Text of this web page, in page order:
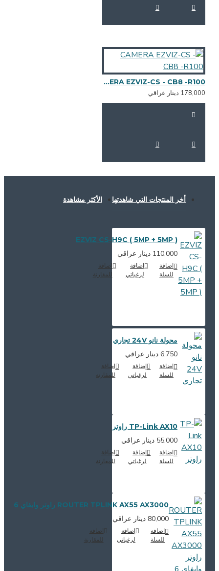
CAMERA EZVIZ-CS - CB8 -R100
دينار عراقي
أخر المنتجات التي شاهدتها الأكثر مشاهدة
EZVIZ CS-H9C ( 5MP + 5MP )
110,000 دينار عراقي
اضافة
للسلة
إضافة
لرغباتي
اضافة
للمقارنة
محولة نانو 24V تجاري
6,750 دينار عراقي
اضافة
للسلة
إضافة
لرغباتي
اضافة
للمقارنة
TP-Link AX10 راوتر
55,000 دينار عراقي
اضافة
للسلة
إضافة
لرغباتي
اضافة
للمقارنة
ROUTER TPLINK AX55 AX3000 راوتر وايفاي 6
80,000 دينار عراقي
اضافة
إضافة
لرغباتي
للمقارنة